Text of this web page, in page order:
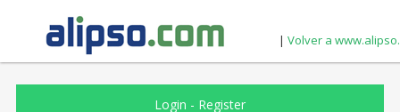
| Volver a
Login - Register